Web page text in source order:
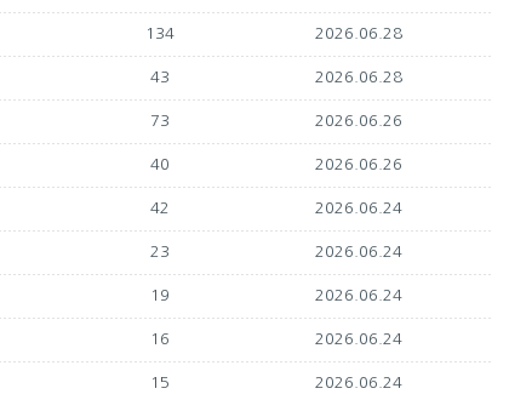
134 2026.06.28
43 2026.06.28
73 2026.06.26
40 2026.06.26
42 2026.06.24
23 2026.06.24
19 2026.06.24
16 2026.06.24
15 2026.06.24